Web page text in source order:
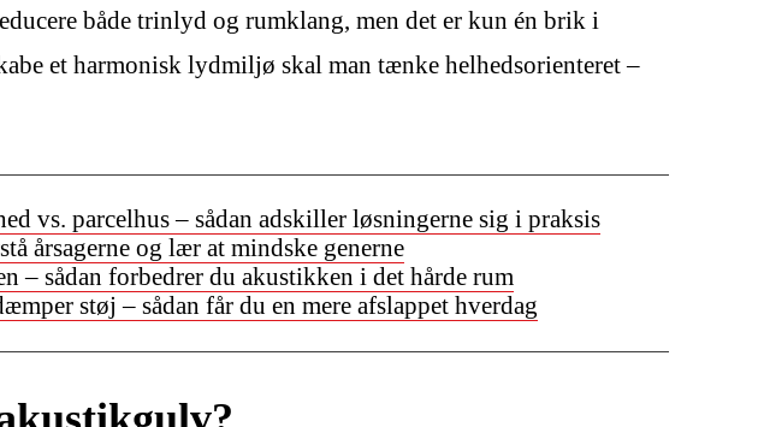
både trinlyd og rumklang, men det er kun én brik i
et harmonisk lydmiljø skal man tænke helhedsorienteret –
vs. parcelhus – sådan adskiller løsningerne sig i praksis
årsagerne og lær at mindske generne
– sådan forbedrer du akustikken i det hårde rum
støj – sådan får du en mere afslappet hverdag